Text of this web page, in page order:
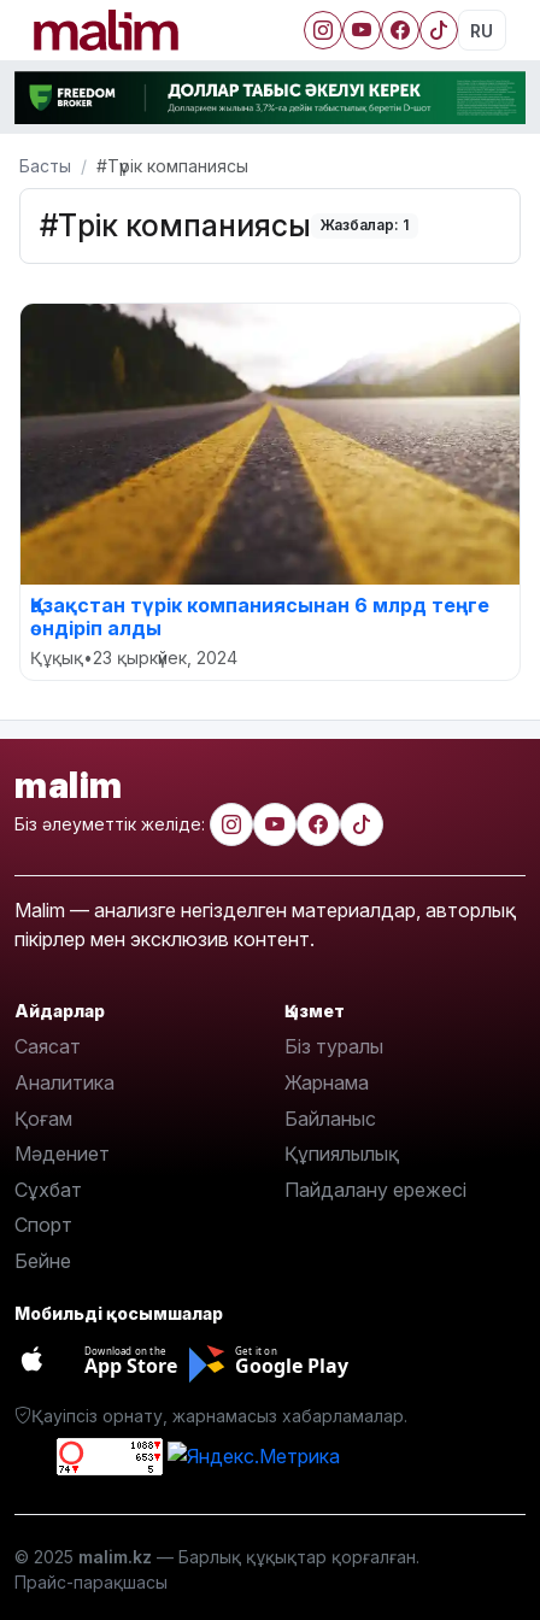
RU
Басты #Түрік компаниясы
#Түрік компаниясы Жазбалар: 1
Қазақстан түрік компаниясынан 6 млрд теңге
өндіріп алды
Құқық•23 қыркүйек, 2024
malim
Біз әлеуметтік желіде:
Malim — анализге негізделген материалдар, авторлық
пікірлер мен эксклюзив контент.
Айдарлар
Саясат
Аналитика
Қоғам
Мәдениет
Сұхбат
Спорт
Бейне
Қызмет
Біз туралы
Жарнама
Байланыс
Құпиялылық
Пайдалану ережесі
Мобильді қосымшалар
Download on the
App Store
Get it on
Google Play
Қауіпсіз орнату, жарнамасыз хабарламалар.
© 2025 malim.kz — Барлық құқықтар қорғалған.
Прайс-парақшасы